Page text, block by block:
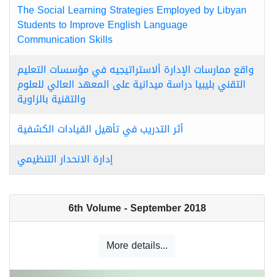
The Social Learning Strategies Employed by Libyan
Students to Improve English Language
Communication Skills
واقع ممارسات الإدارة ألاستراتيجيه في مؤسسات التعليم
التقني بليبيا دراسة ميدانية على المعهد العالي للعلوم
والتقنية بالزاوية
أثر التدريب في تأهيل القيادات الكشفية
إدارة الانحدار التنظيمي
6th Volume - September 2018
More details...